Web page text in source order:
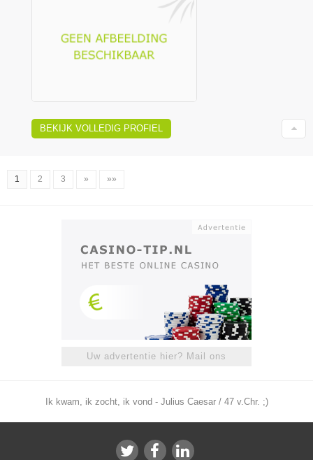
BEKIJK VOLLEDIG PROFIEL
1 2 3 » »»
Uw advertentie hier? Mail ons
Ik kwam, ik zocht, ik vond - Julius Caesar / 47 v.Chr. ;)